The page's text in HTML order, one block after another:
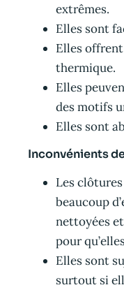
extrêmes.
Elles sont
Elles
thermique.
Elles
des motifs
Elles sont
Inconvénients
Les
beaucoup
nettoyées
pour
Elles sont
surtout si